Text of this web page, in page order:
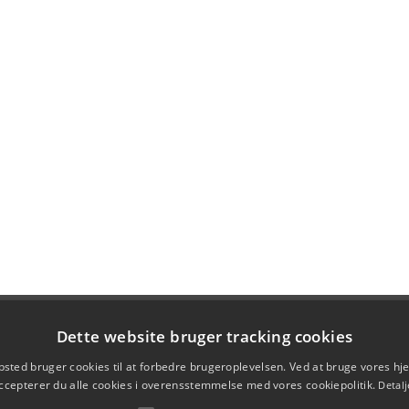
Dette website bruger tracking cookies
bruger cookies til at forbedre brugeroplevelsen. Ved at bruge vores
du alle cookies i overensstemmelse med vores cookiepolitik.